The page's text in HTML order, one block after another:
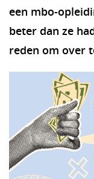
een mbo-
beter dan ze
reden om over